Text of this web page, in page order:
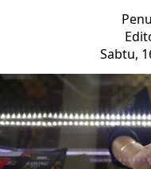
Sabtu,